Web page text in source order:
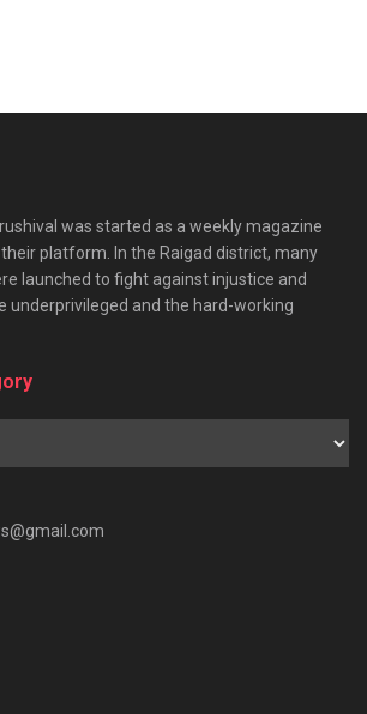
was started as a weekly magazine
platform. In the Raigad district, many
launched to fight against injustice and
underprivileged and the hard-working